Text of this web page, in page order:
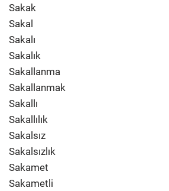
Sakak
Sakal
Sakalı
Sakalık
Sakallanma
Sakallanmak
Sakallı
Sakallılık
Sakalsız
Sakalsızlık
Sakamet
Sakametli